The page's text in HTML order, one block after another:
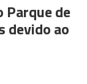
de
devido ao